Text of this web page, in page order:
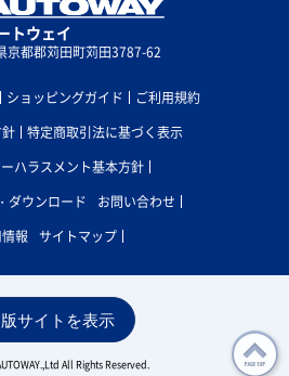
トウェイ
京都郡苅田町苅田3787-62
ショッピングガイド
ご利用規約
特定商取引法に基づく表示
ハラスメント基本方針
ダウンロード
お問い合わせ
報
サイトマップ
サイトを表示
All Rights Reserved.